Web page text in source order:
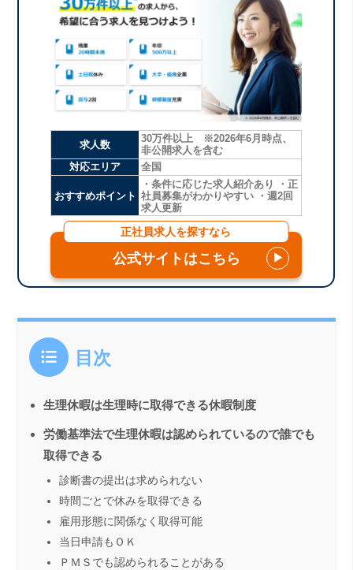
求人数
30万件以上 ※2026年6月時点、
非公開求人を含む
対応エリア
全国
おすすめポイント
・条件に応じた求人紹介あり ・正
社員募集がわかりやすい ・週2回
求人更新
正社員求人を探すなら
公式サイトはこちら ▶
目次
生理休暇は生理時に取得できる休暇制度
労働基準法で生理休暇は認められているので誰でも
取得できる
診断書の提出は求められない
時間ごとで休みを取得できる
雇用形態に関係なく取得可能
当日申請もＯＫ
ＰＭＳでも認められることがある